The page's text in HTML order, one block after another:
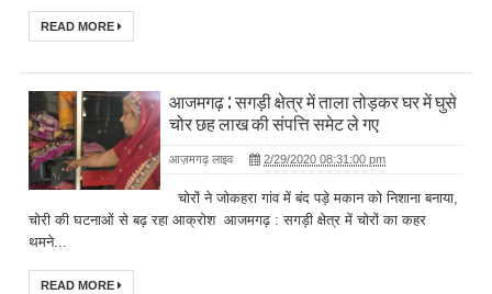
READ MORE
आजमगढ़ : सगड़ी क्षेत्र में ताला तोड़कर घर में घुसे
चोर छह लाख की संपत्ति समेट ले गए
आज़मगढ़ लाइव 2/29/2020 08:31:00 pm
चोरों ने जोकहरा गांव में बंद पड़े मकान को निशाना बनाया,
चोरी की घटनाओं से बढ़ रहा आक्रोश आजमगढ़ : सगड़ी क्षेत्र में चोरों का कहर
थमने...
READ MORE